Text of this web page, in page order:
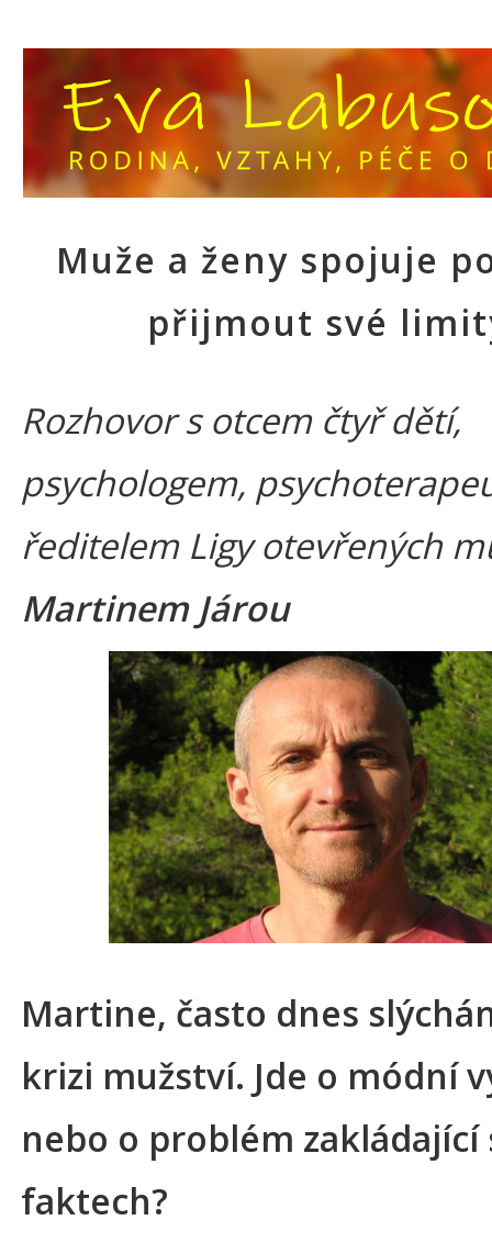
Muže a ženy spojuje
přijmout své
Rozhovor s otcem čtyř dětí,
psychologem,
ředitelem Ligy otevřených
Martinem Járou
Martine, často dnes
krizi mužství. Jde o módní
nebo o problém zakládající
faktech?